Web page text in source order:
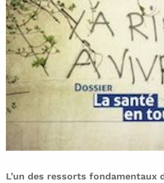
L’un des ressorts fondamentaux